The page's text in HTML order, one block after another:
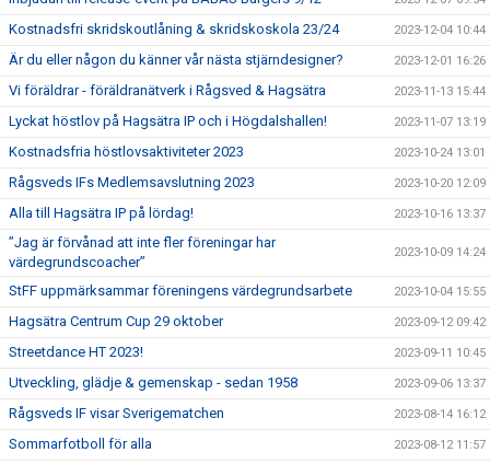
Kostnadsfri skridskoutlåning & skridskoskola 23/24 2023-12-04 10:44
Är du eller någon du känner vår nästa stjärndesigner? 2023-12-01 16:26
Vi föräldrar - föräldranätverk i Rågsved & Hagsätra 2023-11-13 15:44
Lyckat höstlov på Hagsätra IP och i Högdalshallen! 2023-11-07 13:19
Kostnadsfria höstlovsaktiviteter 2023 2023-10-24 13:01
Rågsveds IFs Medlemsavslutning 2023 2023-10-20 12:09
Alla till Hagsätra IP på lördag! 2023-10-16 13:37
”Jag är förvånad att inte fler föreningar har
värdegrundscoacher”
2023-10-09 14:24
StFF uppmärksammar föreningens värdegrundsarbete 2023-10-04 15:55
Hagsätra Centrum Cup 29 oktober 2023-09-12 09:42
Streetdance HT 2023! 2023-09-11 10:45
Utveckling, glädje & gemenskap - sedan 1958 2023-09-06 13:37
Rågsveds IF visar Sverigematchen 2023-08-14 16:12
Sommarfotboll för alla 2023-08-12 11:57